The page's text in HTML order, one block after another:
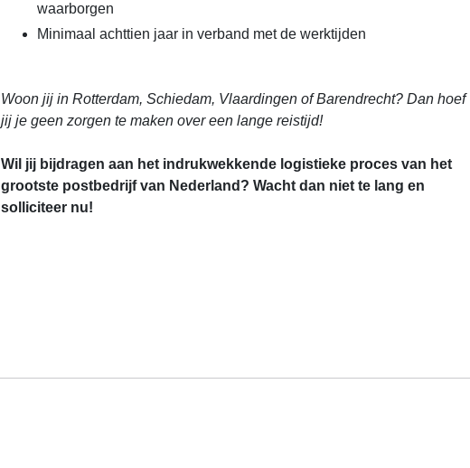
waarborgen
Minimaal achttien jaar in verband met de werktijden
Woon jij in Rotterdam, Schiedam, Vlaardingen of Barendrecht? Dan hoef
jij je geen zorgen te maken over een lange reistijd!
Wil jij bijdragen aan het indrukwekkende logistieke proces van het
grootste postbedrijf van Nederland? Wacht dan niet te lang en
solliciteer nu!